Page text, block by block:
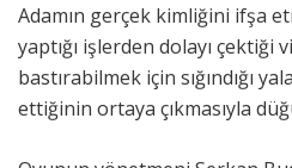
Adamın gerçek kimliğini ifşa
yaptığı işlerden dolayı çektiği
bastırabilmek için sığındığı
ettiğinin ortaya çıkmasıyla